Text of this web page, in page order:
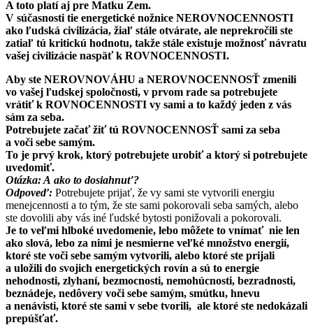
A toto platí aj pre Matku Zem.
V súčasnosti tie energetické nožnice NEROVNOCENNOSTI
ako ľudská civilizácia, žiaľ stále otvárate, ale neprekročili ste
zatiaľ tú kritickú hodnotu, takže stále existuje možnosť návratu
vašej civilizácie naspäť k ROVNOCENNOSTI.
Aby ste NEROVNOVÁHU a NEROVNOCENNOSŤ zmenili
vo vašej ľudskej spoločnosti, v prvom rade sa potrebujete
vrátiť k ROVNOCENNOSTI vy sami a to každý jeden z vás
sám za seba.
Potrebujete začať žiť tú ROVNOCENNOSŤ sami za seba
a voči sebe samým.
To je prvý krok, ktorý potrebujete urobiť a ktorý si potrebujete
uvedomiť.
Otázka: A ako to dosiahnuť?
Odpoveď: Potrebujete prijať, že vy sami ste vytvorili energiu
menejcennosti a to tým, že ste sami pokorovali seba samých, alebo
ste dovolili aby vás iné ľudské bytosti ponižovali a pokorovali.
Je to veľmi hlboké uvedomenie, lebo môžete to vnímať nie len
ako slová, lebo za nimi je nesmierne veľké množstvo energií,
ktoré ste voči sebe samým vytvorili, alebo ktoré ste prijali
a uložili do svojich energetických rovín a sú to energie
nehodnosti, zlyhaní, bezmocnosti, nemohúcnosti, bezradnosti,
beznádeje, nedôvery voči sebe samým, smútku, hnevu
a nenávisti, ktoré ste sami v sebe tvorili, ale ktoré ste nedokázali
prepúšťať.